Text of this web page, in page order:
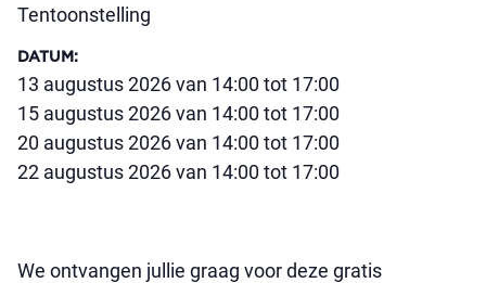
Tentoonstelling
DATUM :
13 augustus 2026 van 14:00 tot 17:00
15 augustus 2026 van 14:00 tot 17:00
20 augustus 2026 van 14:00 tot 17:00
22 augustus 2026 van 14:00 tot 17:00
We ontvangen jullie graag voor deze gratis